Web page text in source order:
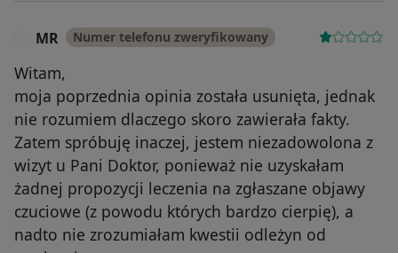
MR Numer telefonu zweryfikowany
Witam,
moja poprzednia opinia została usunięta, jednak
nie rozumiem dlaczego skoro zawierała fakty.
Zatem spróbuję inaczej, jestem niezadowolona z
wizyt u Pani Doktor, ponieważ nie uzyskałam
żadnej propozycji leczenia na zgłaszane objawy
czuciowe (z powodu których bardzo cierpię), a
nadto nie zrozumiałam kwestii odleżyn od